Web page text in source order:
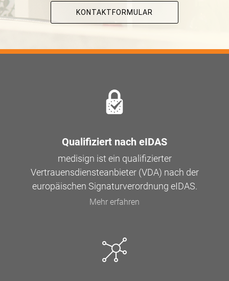
KONTAKTFORMULAR
Qualifiziert nach eIDAS
medisign ist ein qualifizierter
Vertrauensdiensteanbieter (VDA) nach der
europäischen Signaturverordnung eIDAS.
Mehr erfahren